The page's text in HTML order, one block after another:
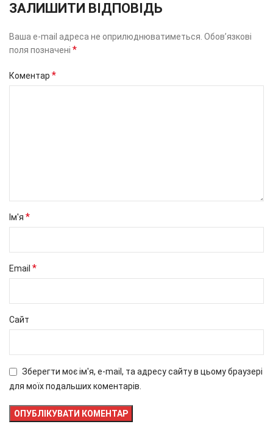
ЗАЛИШИТИ ВІДПОВІДЬ
Ваша e-mail адреса не оприлюднюватиметься. Обов’язкові
поля позначені *
Коментар *
Ім'я *
Email *
Сайт
Зберегти моє ім'я, e-mail, та адресу сайту в цьому браузері
для моїх подальших коментарів.